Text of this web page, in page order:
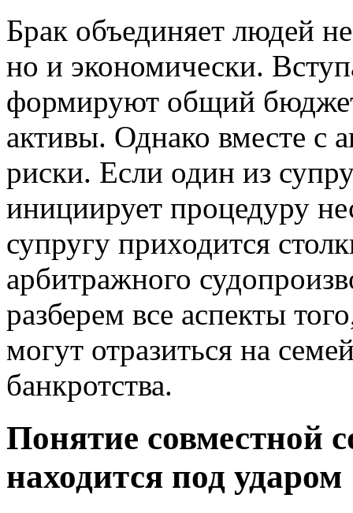
Брак объединяет людей
но и экономически.
формируют общий
активы. Однако вместе с
риски. Если один из
инициирует процедуру
супругу приходится
арбитражного
разберем все аспекты
могут отразиться на
банкротства.
Понятие совместной
находится под ударом